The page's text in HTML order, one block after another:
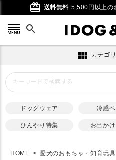
card_giftcard 送料無料 5,500円以上
search
view_module カテゴ
ドッグウェア 冷感
ひんやり特集 お出か
HOME
愛犬のおもちゃ・知育玩具